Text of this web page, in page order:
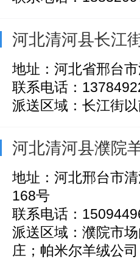
河北清河县长江
地址：河北省邢台
联系电话：
派送区域：长江街
河北清河县濮院
地址：河北邢台市
168号
联系电话：
派送区域：濮院市
庄；帕米尔羊绒公